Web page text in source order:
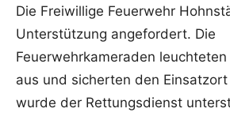
Die Freiwillige Feuerwehr
Unterstützung angefordert. Die
Feuerwehrkameraden
aus und sicherten den
wurde der Rettungsdienst